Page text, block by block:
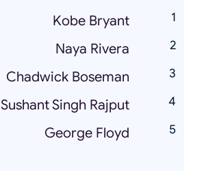
Kobe Bryant
Naya Rivera
Chadwick Boseman
Sushant Singh Rajput
George Floyd